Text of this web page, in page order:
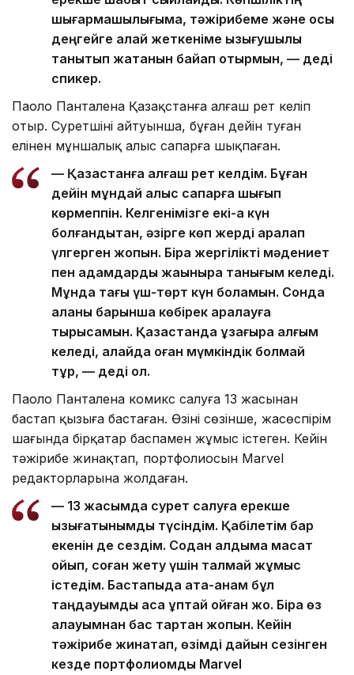
шығармашылығыма, тәжірибеме және осы
деңгейге қалай жеткеніме қызығушылық
танытып жатқанын байқап отырмын, — деді
спикер.
Паоло Панталена Қазақстанға алғаш рет келіп
отыр. Суретшінің айтуынша, бұған дейін туған
елінен мұншалық алыс сапарға шықпаған.
— Қазақстанға алғаш рет келдім. Бұған
дейін мұндай алыс сапарға шығып
көрмеппін. Келгенімізге екі-ақ күн
болғандықтан, әзірге көп жерді аралап
үлгерген жоқпын. Бірақ жергілікті мәдениет
пен адамдарды жақынырақ танығым келеді.
Мұнда тағы үш-төрт күн боламын. Сонда
қаланы барынша көбірек аралауға
тырысамын. Қазақстанда ұзағырақ қалғым
келеді, алайда оған мүмкіндік болмай
тұр, — деді ол.
Паоло Панталена комикс салуға 13 жасынан
бастап қызыға бастаған. Өзінің сөзінше, жасөспірім
шағында бірқатар баспамен жұмыс істеген. Кейін
тәжірибе жинақтап, портфолиосын Marvel
редакторларына жолдаған.
— 13 жасымда сурет салуға ерекше
қызығатынымды түсіндім. Қабілетім бар
екенін де сездім. Содан алдыма мақсат
қойып, соған жету үшін талмай жұмыс
істедім. Бастапқыда ата-анам бұл
таңдауымды аса құптай қойған жоқ. Бірақ өз
қалауымнан бас тартқан жоқпын. Кейін
тәжірибе жинақтап, өзімді дайын сезінген
кезде портфолиомды Marvel